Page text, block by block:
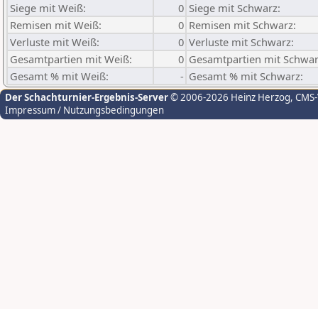
Siege mit Weiß:
0 Siege mit Schwarz:
Remisen mit Weiß:
0 Remisen mit Schwarz:
Verluste mit Weiß:
0 Verluste mit Schwarz:
Gesamtpartien mit Weiß:
0 Gesamtpartien mit
Gesamt % mit Weiß:
- Gesamt % mit Schwarz:
Der Schachturnier-Ergebnis-Server© 2006-2026 Heinz Herzog,
Impressum / Nutzungsbedingungen